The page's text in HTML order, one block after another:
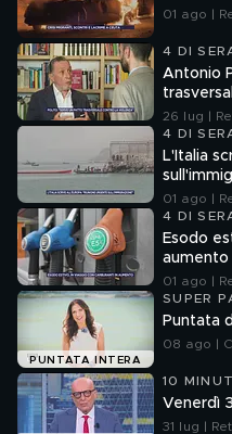
01 ago |
4 DI
Antonio
26 lug |
4 DI
L'Italia
01 ago |
4 DI
Esodo
aumento
01 ago |
PUNTATA INTERA
SUPER
Puntata
08 ago |
10
Venerdì
31 lug |